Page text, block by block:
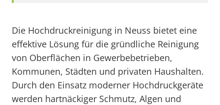
Die Hochdruckreinigung in Neuss bietet eine
effektive Lösung für die gründliche Reinigung
von Oberflächen in Gewerbebetrieben,
Kommunen, Städten und privaten Haushalten.
Durch den Einsatz moderner Hochdruckgeräte
werden hartnäckiger Schmutz, Algen und